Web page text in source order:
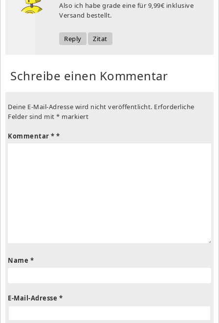
Also ich habe grade eine für 9,99€ inklusive
Versand bestellt.
Reply Zitat
Schreibe einen Kommentar
Deine E-Mail-Adresse wird nicht veröffentlicht. Erforderliche
Felder sind mit * markiert
Kommentar *
Name *
E-Mail-Adresse *